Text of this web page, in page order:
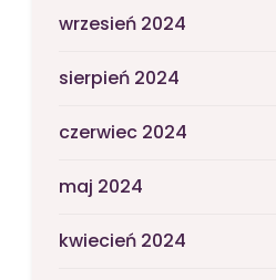
wrzesień 2024
sierpień 2024
czerwiec 2024
maj 2024
kwiecień 2024